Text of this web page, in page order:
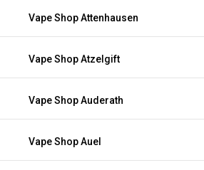
Vape Shop Attenhausen
Vape Shop Atzelgift
Vape Shop Auderath
Vape Shop Auel